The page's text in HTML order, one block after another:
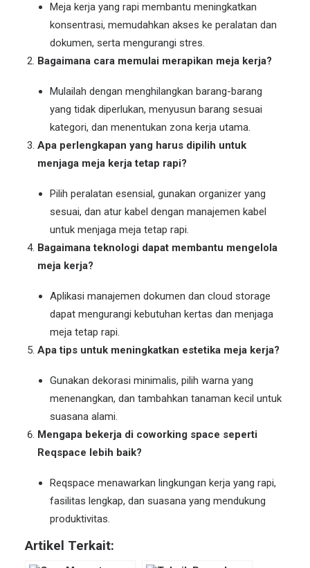
Meja kerja yang rapi membantu meningkatkan
konsentrasi, memudahkan akses ke peralatan dan
dokumen, serta mengurangi stres.
Bagaimana cara memulai merapikan meja kerja?
Mulailah dengan menghilangkan barang-barang
yang tidak diperlukan, menyusun barang sesuai
kategori, dan menentukan zona kerja utama.
Apa perlengkapan yang harus dipilih untuk
menjaga meja kerja tetap rapi?
Pilih peralatan esensial, gunakan organizer yang
sesuai, dan atur kabel dengan manajemen kabel
untuk menjaga meja tetap rapi.
Bagaimana teknologi dapat membantu mengelola
meja kerja?
Aplikasi manajemen dokumen dan cloud storage
dapat mengurangi kebutuhan kertas dan menjaga
meja tetap rapi.
Apa tips untuk meningkatkan estetika meja kerja?
Gunakan dekorasi minimalis, pilih warna yang
menenangkan, dan tambahkan tanaman kecil untuk
suasana alami.
Mengapa bekerja di coworking space seperti
Reqspace lebih baik?
Reqspace menawarkan lingkungan kerja yang rapi,
fasilitas lengkap, dan suasana yang mendukung
produktivitas.
Artikel Terkait: